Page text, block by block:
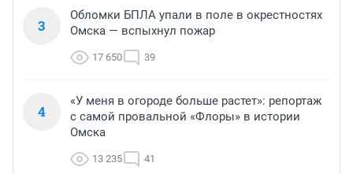
3
Обломки БПЛА упали в поле в окрестностях
Омска — вспыхнул пожар
17 650 39
4
«У меня в огороде больше растет»: репортаж
с самой провальной «Флоры» в истории
Омска
13 235 41